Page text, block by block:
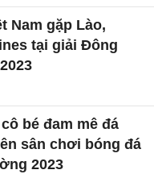
Nam gặp Lào,
tại giải Đông
bé đam mê đá
sân chơi bóng đá
2023